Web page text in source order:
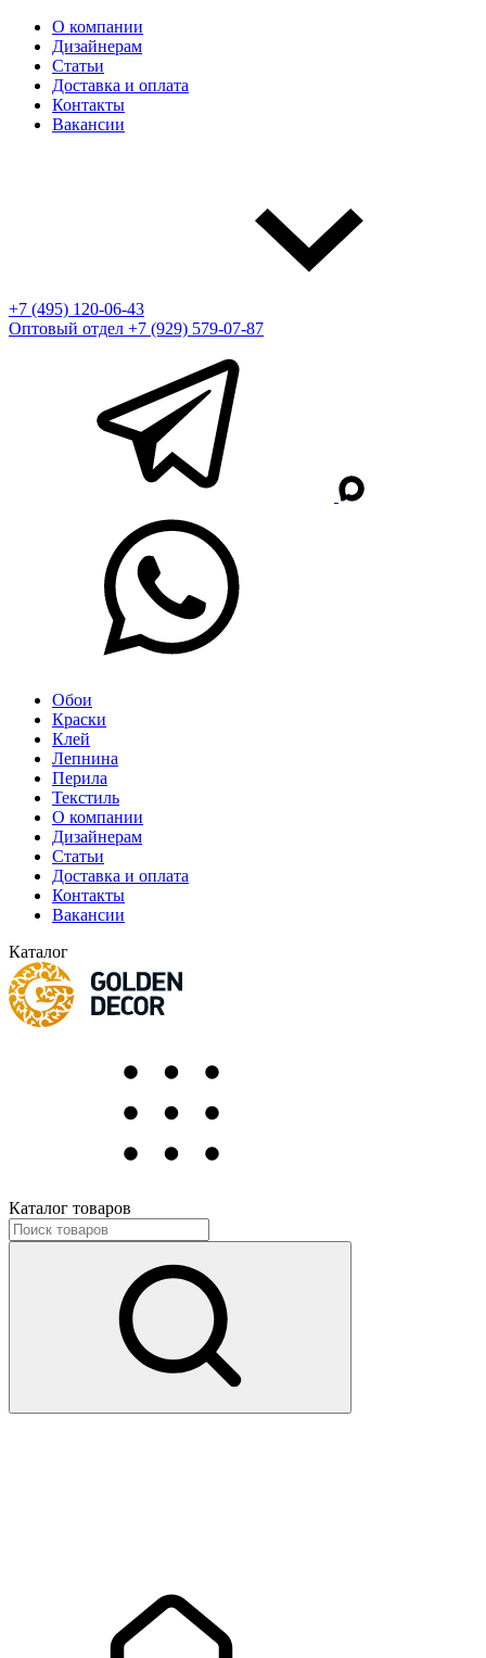
О компании
Дизайнерам
Статьи
Доставка и оплата
Контакты
Вакансии
+7 (495) 120-06-43
Оптовый отдел +7 (929) 579-07-87
Обои
Краски
Клей
Лепнина
Перила
Текстиль
О компании
Дизайнерам
Статьи
Доставка и оплата
Контакты
Вакансии
Каталог
Каталог товаров